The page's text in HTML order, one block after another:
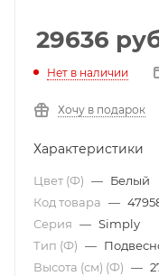
29636
Нет в наличии
Хочу в подарок
Характеристики
Цвет (Ф) — Белый
Код товара —
Серия — Simply
Тип (Ф) —
Высота (см) (Ф) —